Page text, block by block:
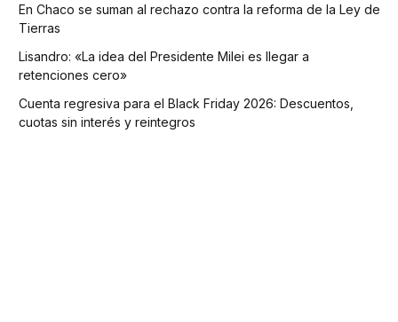
En Chaco se suman al rechazo contra la reforma de la Ley de
Tierras
Lisandro: «La idea del Presidente Milei es llegar a
retenciones cero»
Cuenta regresiva para el Black Friday 2026: Descuentos,
cuotas sin interés y reintegros